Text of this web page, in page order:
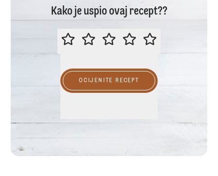
Kako je uspio ovaj recept??
MOLIMO OCIJENITE OVAJ
OCIJENITE RECEPT